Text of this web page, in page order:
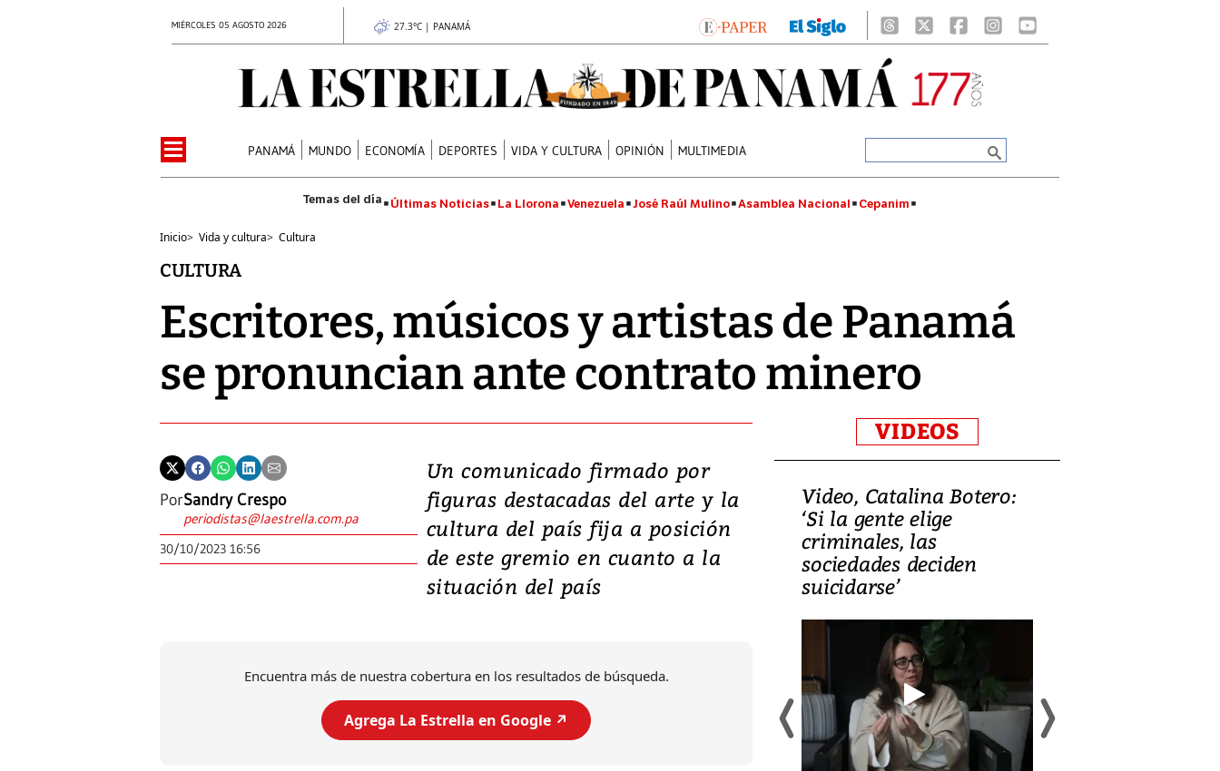
MIÉRCOLES 05 AGOSTO 2026 27.3°C | PANAMÁ
PANAMÁ MUNDO ECONOMÍA DEPORTES VIDA Y CULTURA OPINIÓN MULTIMEDIA
Últimas Noticias La Llorona Venezuela José Raúl Mulino Asamblea Nacional Cepanim
Inicio> Vida y cultura> Cultura
CULTURA
Escritores, músicos y artistas de Panamá
se pronuncian ante contrato minero
PorSandry Crespo
periodistas@laestrella.com.pa
30/10/2023 16:56
Un comunicado firmado por
figuras destacadas del arte y la
cultura del país fija a posición
de este gremio en cuanto a la
situación del país
Encuentra más de nuestra cobertura en los resultados de búsqueda.
Agrega La Estrella en Google ↗️
VIDEOS
Video, Japón: Terremoto
deja heridos y graves
daños en Kumamoto
Video, Catalina Botero:
‘Si la gente elige
criminales, las
sociedades deciden
suicidarse’